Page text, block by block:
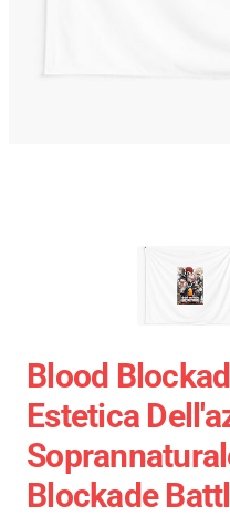
Blood
Estetica
Blockade